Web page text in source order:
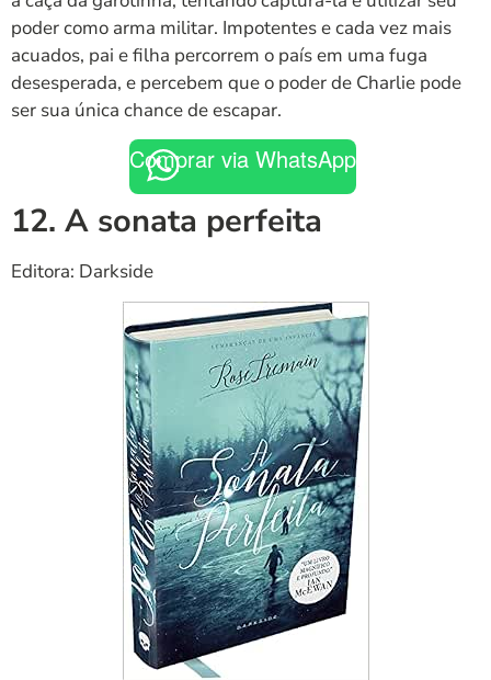
poder como arma militar. Impotentes e cada vez mais
acuados, pai e filha percorrem o país em uma fuga
desesperada, e percebem que o poder de Charlie pode
ser sua única chance de escapar.
Comprar via WhatsApp
12. A sonata perfeita
Editora: Darkside